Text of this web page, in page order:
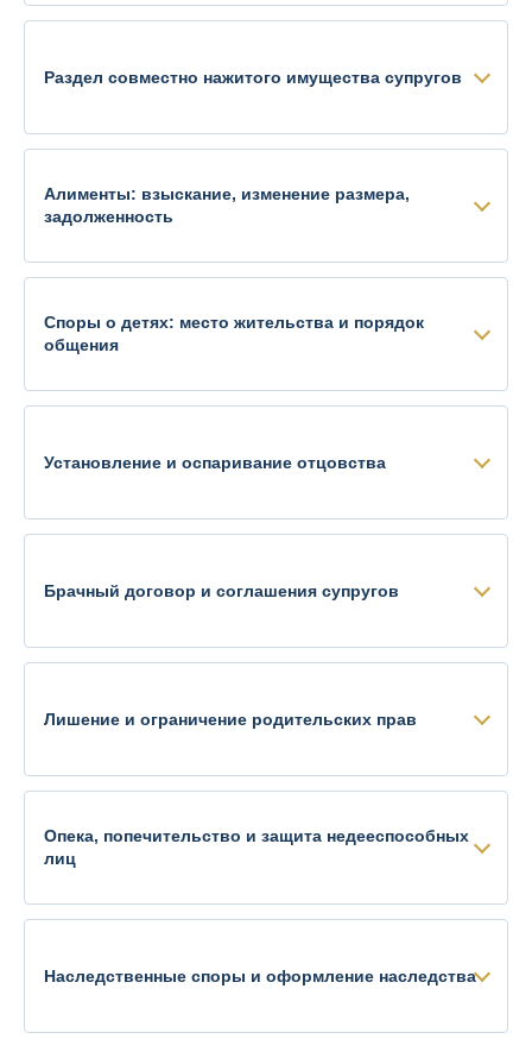
Раздел совместно нажитого имущества супругов
Алименты: взыскание, изменение размера,
задолженность
Споры о детях: место жительства и порядок
общения
Установление и оспаривание отцовства
Брачный договор и соглашения супругов
Лишение и ограничение родительских прав
Опека, попечительство и защита недееспособных
лиц
Наследственные споры и оформление наследства